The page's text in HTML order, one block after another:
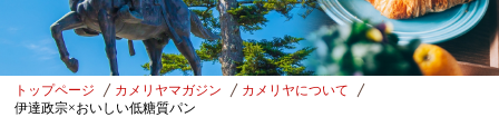
トップページ カメリヤマガジン
カメリヤについて
伊達政宗×おいしい低糖質パン